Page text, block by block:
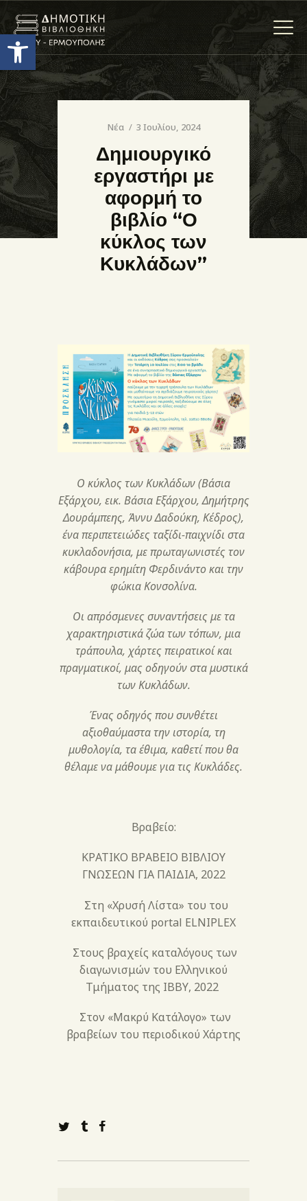
Ανοίξτε τη γραμμή εργαλείων
Νέα 3 Ιουλίου, 2024
Δημιουργικό
εργαστήρι με
αφορμή το
βιβλίο “Ο
κύκλος των
Κυκλάδων”
Η ΒΙΒΛΙΟΘΗΚΗ
ΟΙ ΣΥΛΛΟΓΈΣ
ΕΚΘΕΣΕΙΣ
ΥΠΗΡΕΣΙΕΣ
ΨΗΦΙΑΚΌ ΑΡΧΕΊΟ
ΔΡΑΣΤΗΡΙΟΤΗΤΕΣ
ΕΠΙΚΟΙΝΩΝΊΑ
Ο κύκλος των Κυκλάδων (Βάσια
Εξάρχου, εικ. Βάσια Εξάρχου, Δημήτρης
Δουράμπεης, Άννυ Δαδούκη, Κέδρος),
ένα περιπετειώδες ταξίδι-παιχνίδι στα
κυκλαδονήσια, με πρωταγωνιστές τον
κάβουρα ερημίτη Φερδινάντο και την
φώκια Κονσολίνα.
Οι απρόσμενες συναντήσεις με τα
χαρακτηριστικά ζώα των τόπων, μια
τράπουλα, χάρτες πειρατικοί και
πραγματικοί, μας οδηγούν στα μυστικά
των Κυκλάδων.
Ένας οδηγός που συνθέτει
αξιοθαύμαστα την ιστορία, τη
μυθολογία, τα έθιμα, καθετί που θα
θέλαμε να μάθουμε για τις Κυκλάδες.
Βραβείο:
ΚΡΑΤΙΚΟ ΒΡΑΒΕΙΟ ΒΙΒΛΙΟΥ
ΓΝΩΣΕΩΝ ΓΙΑ ΠΑΙΔΙΑ, 2022
Στη «Χρυσή Λίστα» του του
εκπαιδευτικού portal ELNIPLEX
Στους βραχείς καταλόγους των
διαγωνισμών του Ελληνικού
Τμήματος της ΙΒΒΥ, 2022
Στον «Μακρύ Κατάλογο» των
βραβείων του περιοδικού Χάρτης